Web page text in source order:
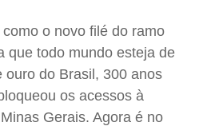
o novo filé do ramo
que todo mundo esteja de
ouro do Brasil, 300 anos
os acessos à
Gerais. Agora é no